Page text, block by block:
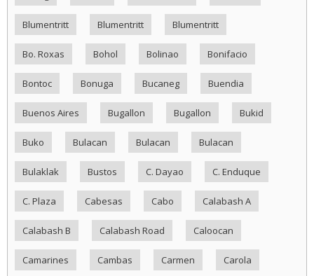
Blumentritt Blumentritt Blumentritt
Bo. Roxas Bohol Bolinao Bonifacio
Bontoc Bonuga Bucaneg Buendia
Buenos Aires Bugallon Bugallon Bukid
Buko Bulacan Bulacan Bulacan
Bulaklak Bustos C. Dayao C. Enduque
C. Plaza Cabesas Cabo Calabash A
Calabash B Calabash Road Caloocan
Camarines Cambas Carmen Carola